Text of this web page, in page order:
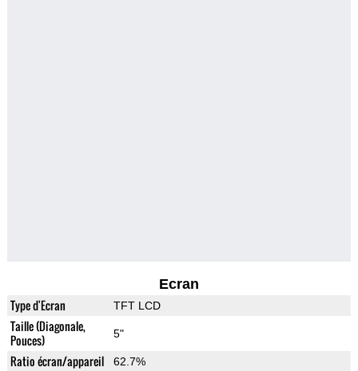
Ecran
Type d'Ecran TFT LCD
Taille (Diagonale,
Pouces)
5"
Ratio écran/appareil 62.7%